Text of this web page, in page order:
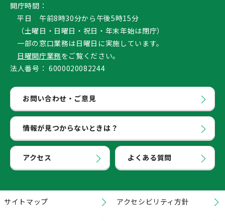
開庁時間：
平日 午前8時30分から午後5時15分
（土曜日・日曜日・祝日・年末年始は閉庁）
一部の窓口業務は日曜日に実施しています。
日曜開庁業務をご覧ください。
法人番号： 6000020082244
お問い合わせ・ご意見
情報が見つからないときは？
アクセス よくある質問
サイトマップ アクセシビリティ方針